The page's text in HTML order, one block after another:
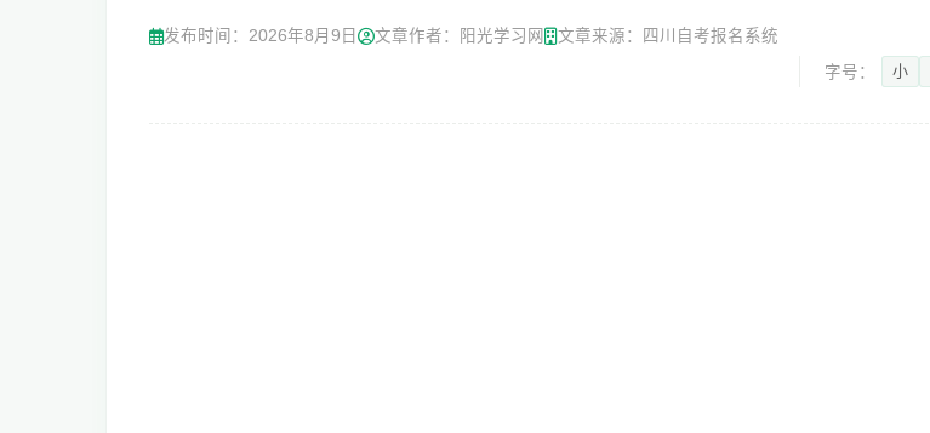
发布时间： 2026年8月9日 文章作者：阳光学习网
文章来源：四川自考报名系统
字号：
小